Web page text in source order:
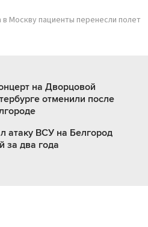
Москву пациенты перенесли полет
на Дворцовой
отменили после
атаку ВСУ на Белгород
за два года